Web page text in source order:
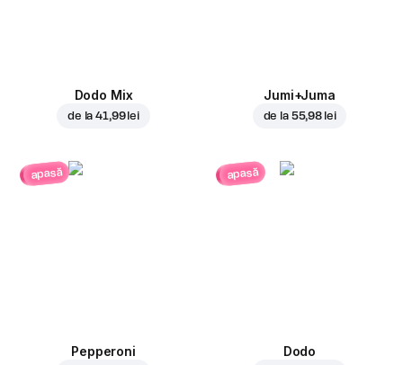
Dodo Mix
de la41,99 lei
Jumi+Juma
de la 55,98 lei
apasă
Pepperoni
apasă
Dodo